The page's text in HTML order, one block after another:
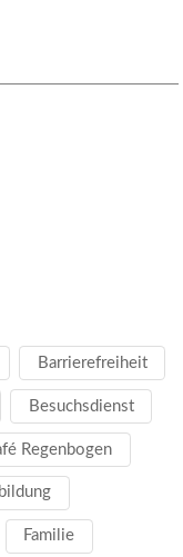
Barrierefreiheit
Besuchsdienst
Regenbogen
Familie